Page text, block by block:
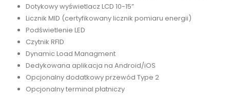
Dotykowy wyświetlacz LCD 10-15”
Licznik MID (certyfikowany licznik pomiaru energii)
Podświetlenie LED
Czytnik RFID
Dynamic Load Managment
Dedykowana aplikacja na Android/iOS
Opcjonalny dodatkowy przewód Type 2
Opcjonalny terminal płatniczy